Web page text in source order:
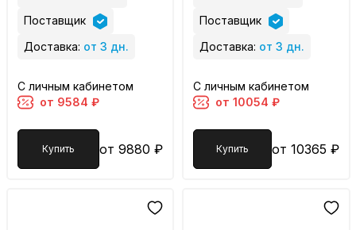
Поставщик
Доставка: от 3 дн.
С личным кабинетом
от 9584 ₽
Купить от 9880 ₽
Поставщик
Доставка: от 3 дн.
С личным кабинетом
от 10054 ₽
Купить от 10365 ₽